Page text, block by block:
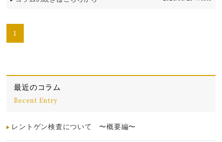
最近のコラム
Recent Entry
レントゲン検査について 〜概要編〜
1